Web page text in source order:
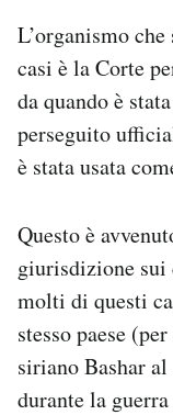
L’organismo
casi è la Corte
da quando è
perseguito
è stata usata
Questo è
giurisdizione
molti di questi
stesso paese
siriano Bashar al
durante la